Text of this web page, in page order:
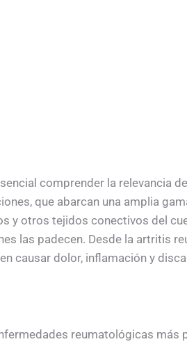
comprender la relevancia
que abarcan una amplia
y otros tejidos conectivos del
las padecen. Desde la artritis
causar dolor, inflamación y
reumatológicas más